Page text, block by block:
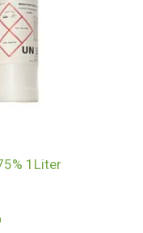
1Liter